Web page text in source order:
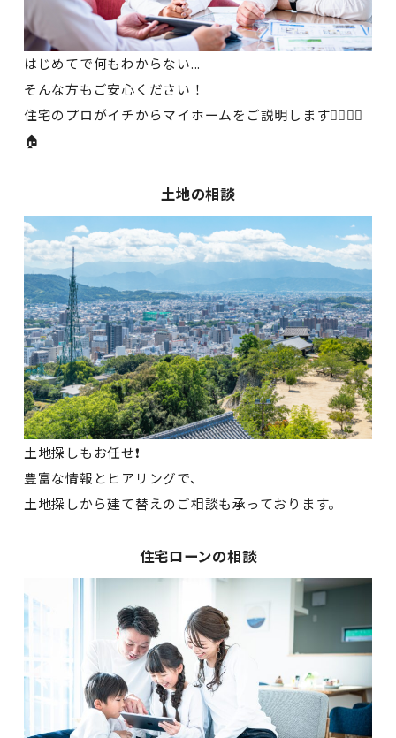
はじめてで何もわからない...
そんな方もご安心ください！
住宅のプロがイチからマイホームをご説明します💁‍♂️💁‍♀️
🏠
土地の相談
土地探しもお任せ❗
豊富な情報とヒアリングで、
土地探しから建て替えのご相談も承っております。
住宅ローンの相談